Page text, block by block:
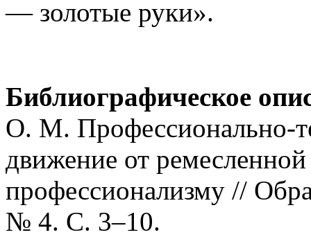
— золотые руки».
Библиографическое
О. М. Профессионально-
движение от
профессионализму //
№ 4. С. 3–10.